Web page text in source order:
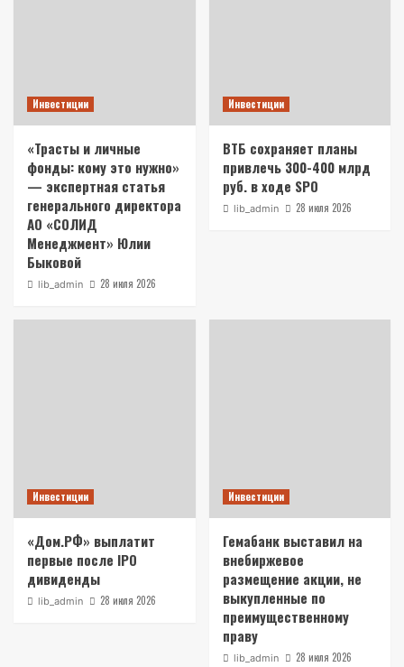
Инвестиции
«Трасты и личные
фонды: кому это нужно»
— экспертная статья
генерального директора
АО «СОЛИД
Менеджмент» Юлии
Быковой
lib_admin 28 июля 2026
Инвестиции
ВТБ сохраняет планы
привлечь 300-400 млрд
руб. в ходе SPO
lib_admin 28 июля 2026
Инвестиции
«Дом.РФ» выплатит
первые после IPO
дивиденды
lib_admin 28 июля 2026
Инвестиции
Гемабанк выставил на
внебиржевое
размещение акции, не
выкупленные по
преимущественному
праву
lib_admin 28 июля 2026